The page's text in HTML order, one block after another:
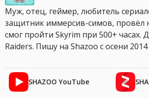
Муж, отец, геймер, любитель
защитник иммерсив-симов, провёл
смог пройти Skyrim при 500+ часах.
Raiders. Пишу на Shazoo с осени 2014
SHAZOO YouTube